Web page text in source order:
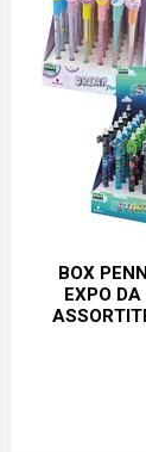
BOX
EXPO